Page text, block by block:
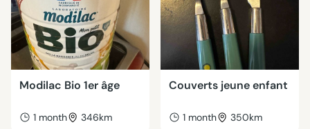
Modilac Bio 1er âge
1 month 346km
Couverts jeune enfant
1 month 350km